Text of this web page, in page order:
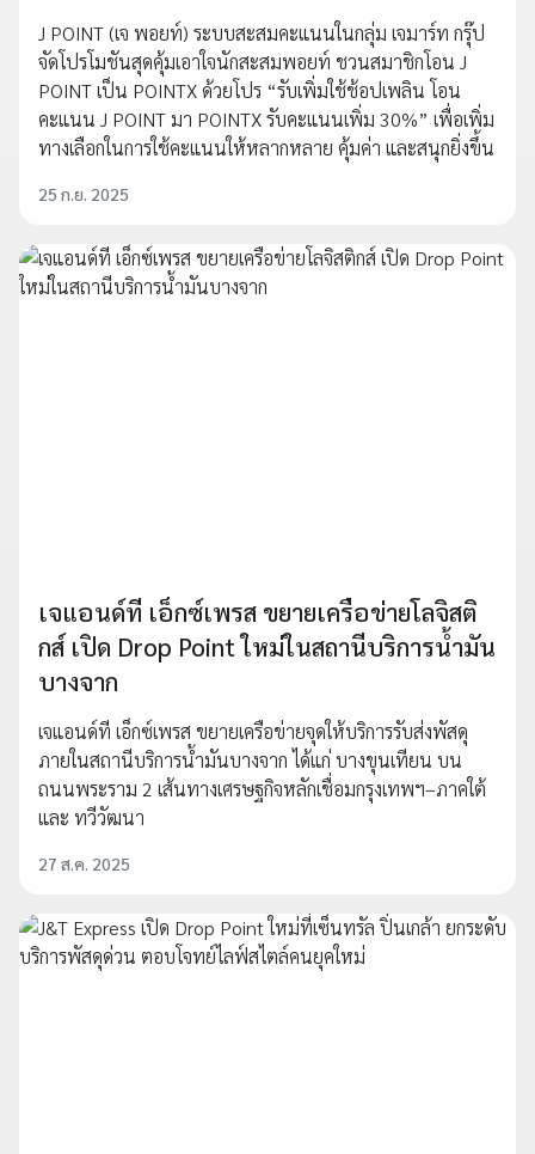
J POINT (เจ พอยท์) ระบบสะสมคะแนนในกลุ่ม เจมาร์ท กรุ๊ป
จัดโปรโมชันสุดคุ้มเอาใจนักสะสมพอยท์ ชวนสมาชิกโอน J
POINT เป็น POINTX ด้วยโปร “รับเพิ่มใช้ช้อปเพลิน โอน
คะแนน J POINT มา POINTX รับคะแนนเพิ่ม 30%” เพื่อเพิ่ม
ทางเลือกในการใช้คะแนนให้หลากหลาย คุ้มค่า และสนุกยิ่งขึ้น
25 ก.ย. 2025
เจแอนด์ที เอ็กซ์เพรส ขยายเครือข่ายโลจิสติ
กส์ เปิด Drop Point ใหม่ในสถานีบริการน้ำมัน
บางจาก
เจแอนด์ที เอ็กซ์เพรส ขยายเครือข่ายจุดให้บริการรับส่งพัสดุ
ภายในสถานีบริการน้ำมันบางจาก ได้แก่ บางขุนเทียน บน
ถนนพระราม 2 เส้นทางเศรษฐกิจหลักเชื่อมกรุงเทพฯ–ภาคใต้
และ ทวีวัฒนา
27 ส.ค. 2025